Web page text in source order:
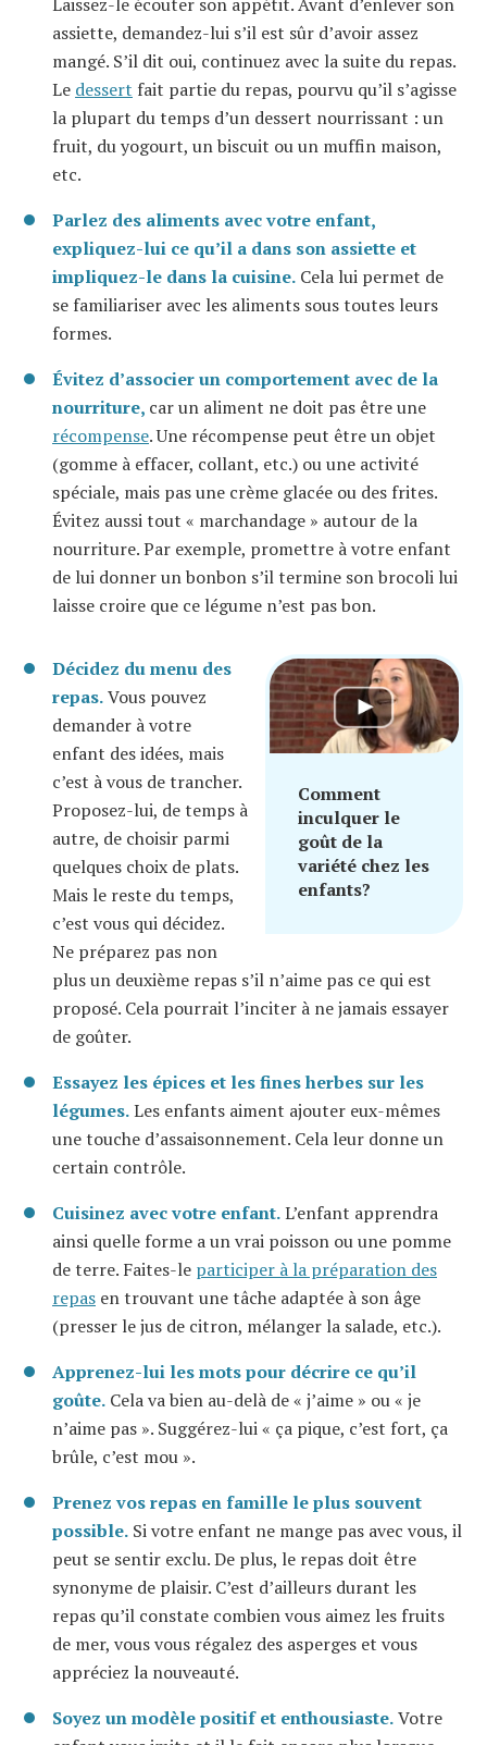
assiette, demandez-lui s’il est sûr d’avoir assez
mangé. S’il dit oui, continuez avec la suite du repas.
Le dessert fait partie du repas, pourvu qu’il s’agisse
la plupart du temps d’un dessert nourrissant : un
fruit, du yogourt, un biscuit ou un muffin maison,
etc.
Parlez des aliments avec votre enfant,
expliquez-lui ce qu’il a dans son assiette et
impliquez-le dans la cuisine. Cela lui permet de
se familiariser avec les aliments sous toutes leurs
formes.
Évitez d’associer un comportement avec de la
nourriture, car un aliment ne doit pas être une
récompense. Une récompense peut être un objet
(gomme à effacer, collant, etc.) ou une activité
spéciale, mais pas une crème glacée ou des frites.
Évitez aussi tout « marchandage » autour de la
nourriture. Par exemple, promettre à votre enfant
de lui donner un bonbon s’il termine son brocoli lui
laisse croire que ce légume n’est pas bon.
Comment
inculquer le
goût de la
variété chez les
enfants?
Décidez du menu des
repas.Vous pouvez
demander à votre
enfant des idées, mais
c’est à vous de trancher.
Proposez-lui, de temps à
autre, de choisir parmi
quelques choix de plats.
Mais le reste du temps,
c’est vous qui décidez.
Ne préparez pas non
plus un deuxième repas s’il n’aime pas ce qui est
proposé. Cela pourrait l’inciter à ne jamais essayer
de goûter.
Essayez les épices et les fines herbes sur les
légumes.Les enfants aiment ajouter eux-mêmes
une touche d’assaisonnement. Cela leur donne un
certain contrôle.
Cuisinez avec votre enfant.L’enfant apprendra
ainsi quelle forme a un vrai poisson ou une pomme
de terre. Faites-le participer à la préparation des
repas en trouvant une tâche adaptée à son âge
(presser le jus de citron, mélanger la salade, etc.).
Apprenez-lui les mots pour décrire ce qu’il
goûte. Cela va bien au-delà de « j’aime » ou « je
n’aime pas ». Suggérez-lui « ça pique, c’est fort, ça
brûle, c’est mou ».
Prenez vos repas en famille le plus souvent
possible. Si votre enfant ne mange pas avec vous, il
peut se sentir exclu. De plus, le repas doit être
synonyme de plaisir. C’est d’ailleurs durant les
repas qu’il constate combien vous aimez les fruits
de mer, vous vous régalez des asperges et vous
appréciez la nouveauté.
Soyez un modèle positif et enthousiaste.Votre